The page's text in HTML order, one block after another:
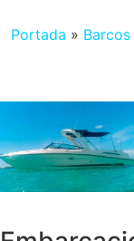
Portada » Barcos